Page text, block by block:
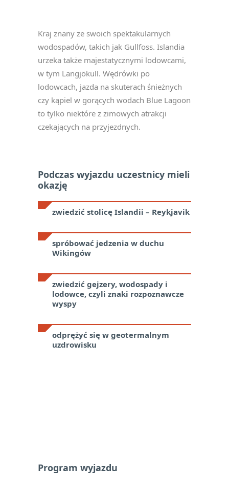
Kraj znany ze swoich spektakularnych
wodospadów, takich jak Gullfoss. Islandia
urzeka także majestatycznymi lodowcami,
w tym Langjökull. Wędrówki po
lodowcach, jazda na skuterach śnieżnych
czy kąpiel w gorących wodach Blue Lagoon
to tylko niektóre z zimowych atrakcji
czekających na przyjezdnych.
Podczas wyjazdu uczestnicy mieli
okazję
zwiedzić stolicę Islandii – Reykjavik
spróbować jedzenia w duchu
Wikingów
zwiedzić gejzery, wodospady i
lodowce, czyli znaki rozpoznawcze
wyspy
odprężyć się w geotermalnym
uzdrowisku
Program wyjazdu